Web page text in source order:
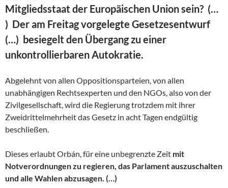
Mitgliedsstaat der Europäischen Union sein? (…
) Der am Freitag vorgelegte Gesetzesentwurf
(…) besiegelt den Übergang zu einer
unkontrollierbaren Autokratie.
Abgelehnt von allen Oppositionsparteien, von allen
unabhängigen Rechtsexperten und den NGOs, also von der
Zivilgesellschaft, wird die Regierung trotzdem mit ihrer
Zweidrittelmehrheit das Gesetz in acht Tagen endgültig
beschließen.
Dieses erlaubt Orbán, für eine unbegrenzte Zeit mit
Notverordnungen zu regieren, das Parlament auszuschalten
und alle Wahlen abzusagen. (…)